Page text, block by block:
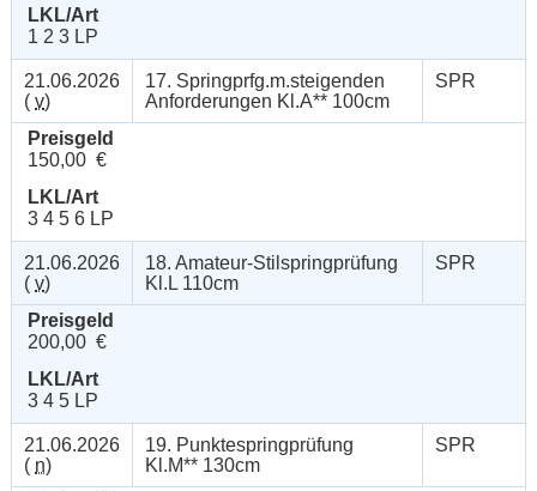
LKL/Art
1 2 3 LP
21.06.2026
( v)
17. Springprfg.m.steigenden
Anforderungen Kl.A** 100cm
SPR
Preisgeld
150,00 €
LKL/Art
3 4 5 6 LP
21.06.2026
( v)
18. Amateur-Stilspringprüfung
Kl.L 110cm
SPR
Preisgeld
200,00 €
LKL/Art
3 4 5 LP
21.06.2026
( n)
19. Punktespringprüfung
Kl.M** 130cm
SPR